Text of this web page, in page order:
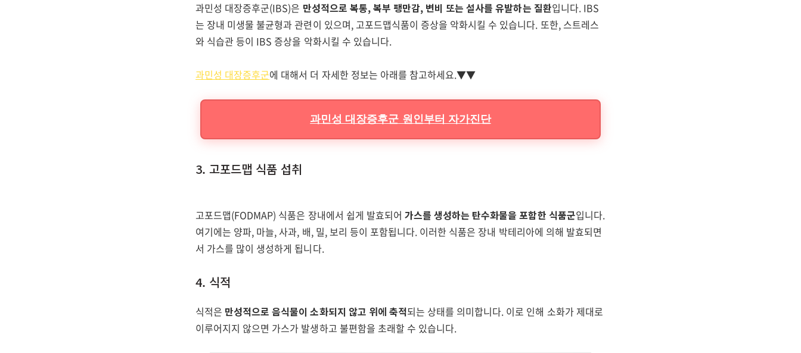
과민성 대장증후군(IBS)은 만성적으로 복통, 복부 팽만감, 변비 또는 설사를 유발하는 질환입니다. IBS
는 장내 미생물 불균형과 관련이 있으며, 고포드맵식품이 증상을 악화시킬 수 있습니다. 또한, 스트레스
와 식습관 등이 IBS 증상을 악화시킬 수 있습니다.
과민성 대장증후군에 대해서 더 자세한 정보는 아래를 참고하세요.▼▼
과민성 대장증후군 원인부터 자가진단
3. 고포드맵 식품 섭취
고포드맵(FODMAP) 식품은 장내에서 쉽게 발효되어 가스를 생성하는 탄수화물을 포함한 식품군입니다.
여기에는 양파, 마늘, 사과, 배, 밀, 보리 등이 포함됩니다. 이러한 식품은 장내 박테리아에 의해 발효되면
서 가스를 많이 생성하게 됩니다.
4. 식적
식적은 만성적으로 음식물이 소화되지 않고 위에 축적되는 상태를 의미합니다. 이로 인해 소화가 제대로
이루어지지 않으면 가스가 발생하고 불편함을 초래할 수 있습니다.